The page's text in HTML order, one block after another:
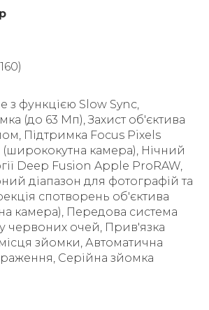
з функцією Slow Sync,
(до 63 Мп), Захист об'єктива
Підтримка Focus Pixels
(ширококутна камера), Нічний
Deep Fusion Apple ProRAW,
діапазон для фотографій та
спотворень об'єктива
камера), Передова система
червоних очей, Прив'язка
зйомки, Автоматична
Серійна зйомка